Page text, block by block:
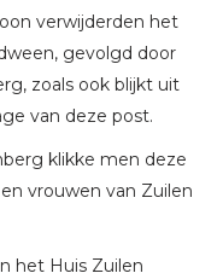
verwijderden het
gevolgd door
zoals ook blijkt uit
van deze post.
klikke men deze
vrouwen van Zuilen
het Huis Zuilen